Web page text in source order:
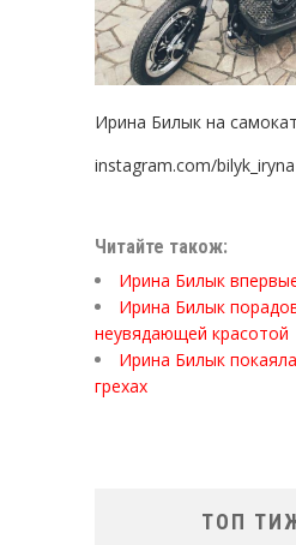
Ирина Билык на
instagram.com/bilyk_iryna
Читайте також:
Ирина Билык
Ирина Билык
неувядающей красотой
Ирина Билык
грехах
ТОП